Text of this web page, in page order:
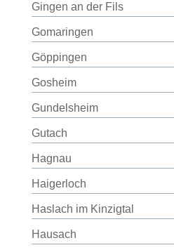
Gingen an der Fils
Gomaringen
Göppingen
Gosheim
Gundelsheim
Gutach
Hagnau
Haigerloch
Haslach im Kinzigtal
Hausach